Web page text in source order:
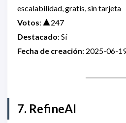
escalabilidad, gratis, sin tarjeta
Votos: 🔺247
Destacado: Sí
Fecha de creación: 2025-06-
7. RefineAI